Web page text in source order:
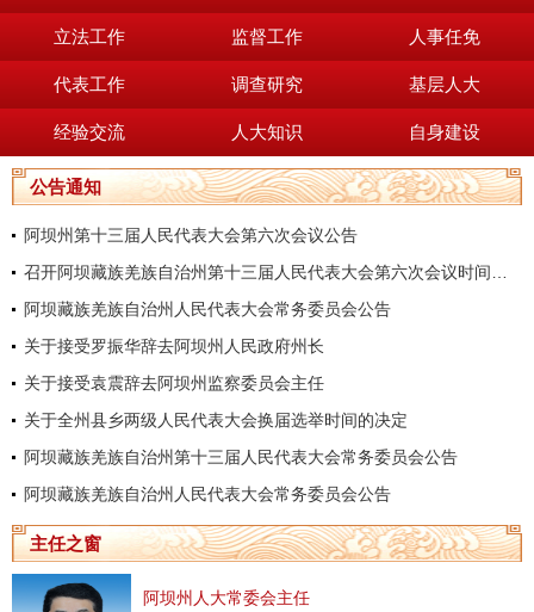
立法工作 监督工作 人事任免
代表工作 调查研究 基层人大
经验交流 人大知识 自身建设
公告通知
阿坝州第十三届人民代表大会第六次会议公告
阿坝藏族羌族自治州人民代表大会常务委员会公告
关于接受罗振华辞去阿坝州人民政府州长
关于接受袁震辞去阿坝州监察委员会主任
关于全州县乡两级人民代表大会换届选举时间的决定
阿坝藏族羌族自治州第十三届人民代表大会常务委员会公告
阿坝藏族羌族自治州人民代表大会常务委员会公告
主任之窗
阿坝州人大常委会主任